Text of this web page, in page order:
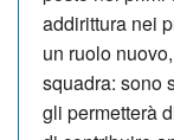
addirittura nei
un ruolo
squadra: sono
gli permetterà